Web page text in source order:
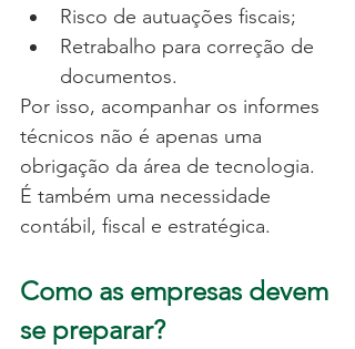
Risco de autuações fiscais;
Retrabalho para correção de
documentos.
Por isso, acompanhar os informes
técnicos não é apenas uma
obrigação da área de tecnologia.
É também uma necessidade
contábil, fiscal e estratégica.
Como as empresas devem
se preparar?